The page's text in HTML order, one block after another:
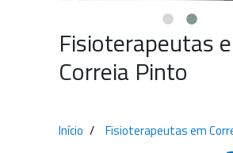
Fisioterapeutas
Correia Pinto
Início Fisioterapeutas em